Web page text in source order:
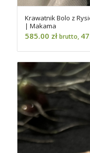
Krawatnik Bolo z
| Makama
585.00 zł brutto,